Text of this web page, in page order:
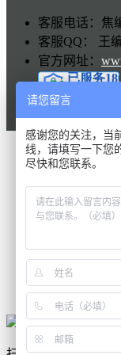
客服电话：焦
客服QQ： 王
官方网址：
联系电话
扫一扫
请您留言
感谢您的关注，当
线，请填写一下您
尽快和您联系。